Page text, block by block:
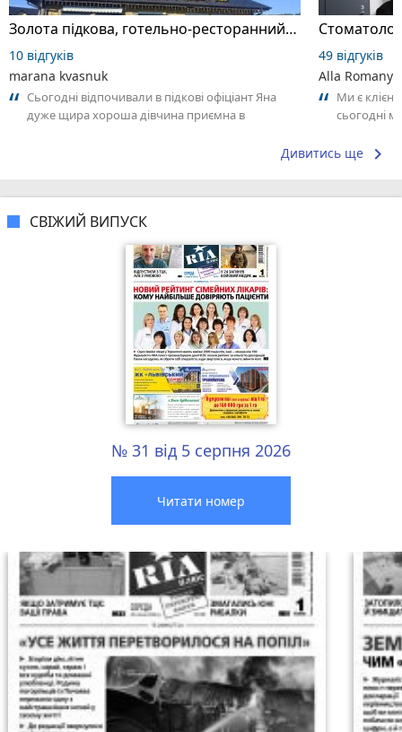
Золота підкова, готельно-ресторанний комплекс
10 відгуків
marana kvasnuk
Сьогодні відпочивали в підкові офіціант Яна
дуже щира хороша дівчина приємна в
49 відгуків
Alla
Ми є
сьогодні
Дивитись ще keyboard_arrow_right
СВІЖИЙ ВИПУСК
№ 31 від 5 серпня 2026
Читати номер